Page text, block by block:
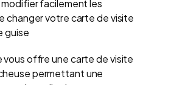
facilement les
changer votre carte de visite
guise
offre une carte de visite
permettant une